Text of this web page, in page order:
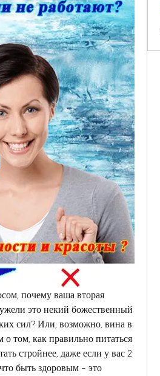
почему ваша вторая
это некий божественный
сил? Или, возможно, вина в
том, как правильно питаться
стройнее, даже если у вас 2
быть здоровым - это